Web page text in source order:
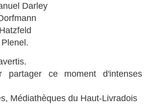
Darley
partager ce moment d'intenses
Médiathèques du Haut-Livradois